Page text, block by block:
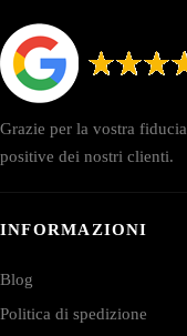
Grazie per la vostra
positive dei nostri clienti.
INFORMAZIONI
Blog
Politica di spedizione